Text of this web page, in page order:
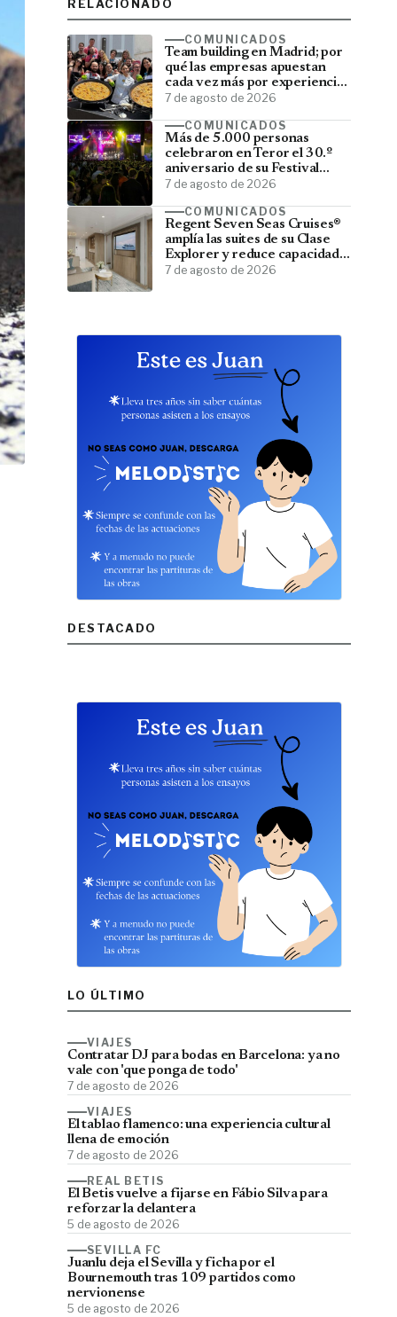
RELACIONADO
COMUNICADOS
Team building en Madrid; por
qué las empresas apuestan
cada vez más por experiencias
que fortalecen sus equipos
7 de agosto de 2026
COMUNICADOS
Más de 5.000 personas
celebraron en Teror el 30.º
aniversario de su Festival
Latino
7 de agosto de 2026
COMUNICADOS
Regent Seven Seas Cruises®
amplía las suites de su Clase
Explorer y reduce capacidad;
menos pasajeros, más espacio
7 de agosto de 2026
DESTACADO
LO ÚLTIMO
VIAJES
Contratar DJ para bodas en Barcelona: ya no
vale con 'que ponga de todo'
7 de agosto de 2026
VIAJES
El tablao flamenco: una experiencia cultural
llena de emoción
7 de agosto de 2026
REAL BETIS
El Betis vuelve a fijarse en Fábio Silva para
reforzar la delantera
5 de agosto de 2026
SEVILLA FC
Juanlu deja el Sevilla y ficha por el
Bournemouth tras 109 partidos como
nervionense
5 de agosto de 2026